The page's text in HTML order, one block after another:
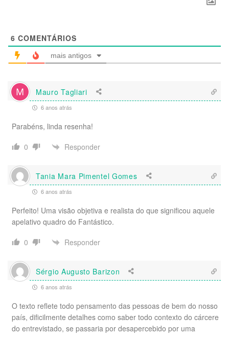
6 COMENTÁRIOS
mais antigos
Mauro Tagliari
6 anos atrás
Parabéns, linda resenha!
0
Responder
Tania Mara Pimentel Gomes
6 anos atrás
Perfeito! Uma visão objetiva e realista do que significou aquele
apelativo quadro do Fantástico.
0
Responder
Sérgio Augusto Barizon
6 anos atrás
O texto reflete todo pensamento das pessoas de bem do nosso
país, dificilmente detalhes como saber todo contexto do cárcere
do entrevistado, se passaria por desapercebido por uma